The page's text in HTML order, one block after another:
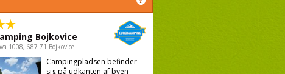
Bojkovice
1008, 687 71 Bojkovice
Campingpladsen befinder
sig på udkanten af byen